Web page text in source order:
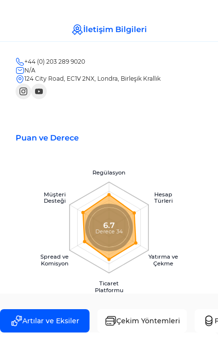
İletişim Bilgileri
+44 (0) 203 289 9020
N/A
124 City Road, EC1V 2NX, Londra, Birleşik Krallık
Puan ve Derece
Regülasyon
Hesap
Türleri
Yatırma ve
Çekme
Ticaret
Platformu
Spread ve
Komisyon
Müşteri
Desteği
6.7
Derece 34
Artılar ve Eksiler Çekim Yöntemleri